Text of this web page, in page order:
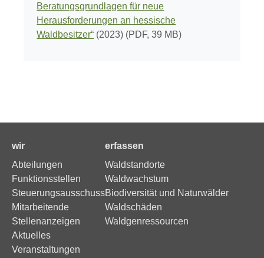
Beratungsgrundlagen für neue
Herausforderungen an hessische
Waldbesitzer“ (2023) (PDF, 39 MB)
wir
Abteilungen
Funktionsstellen
Steuerungsausschuss
Mitarbeitende
Stellenanzeigen
Aktuelles
Veranstaltungen
erfassen
Waldstandorte
Waldwachstum
Biodiversität und Naturwälder
Waldschäden
Waldgenressourcen